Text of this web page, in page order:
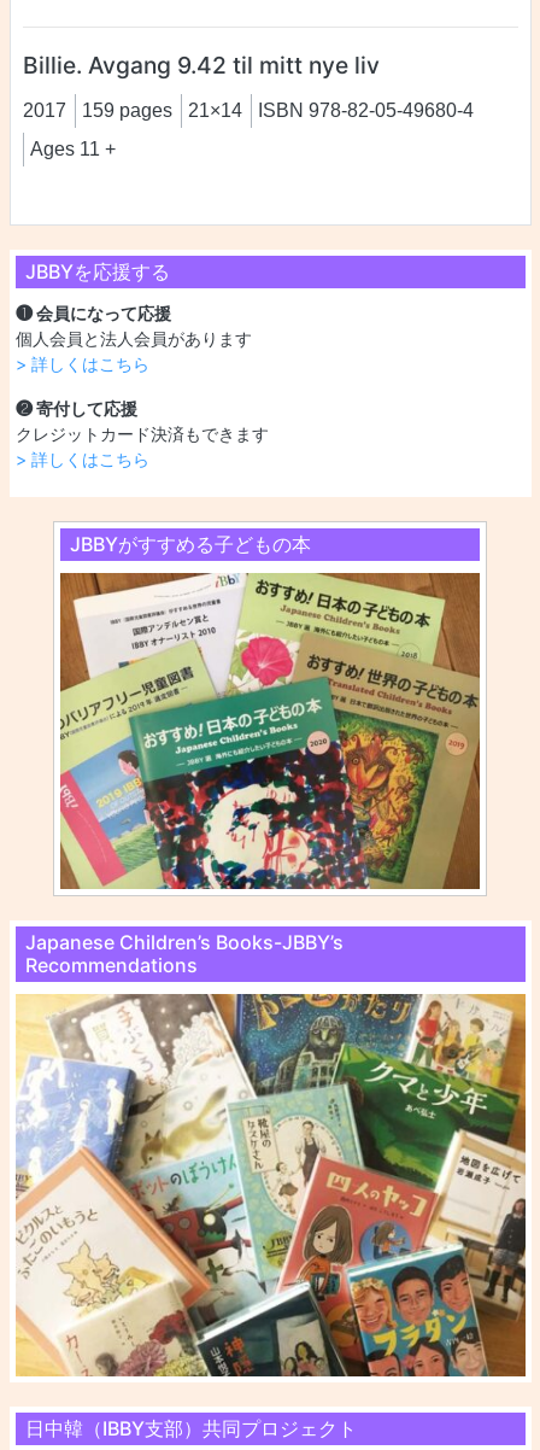
JBBYを応援する
❶ 会員になって応援
個人会員と法人会員があります
> 詳しくはこちら
❷ 寄付して応援
クレジットカード決済もできます
> 詳しくはこちら
JBBYがすすめる子どもの本
Japanese Children’s Books-JBBY’s
Recommendations
日中韓（IBBY支部）共同プロジェクト
Billie. Avgang 9.42 til mitt nye liv
2017 159 pages 21×14
ISBN 978-82-05-49680-4
Ages 11 +